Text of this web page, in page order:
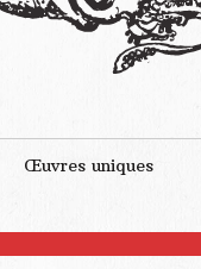
Œuvres uniques